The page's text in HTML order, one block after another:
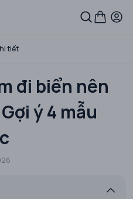
tiết
đi biển nên
ý 4 mẫu